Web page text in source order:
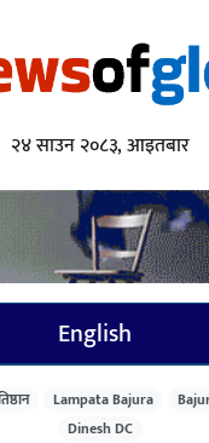
२४ साउन २०८३, आइतबार
English
Lampata Bajura
Dinesh DC